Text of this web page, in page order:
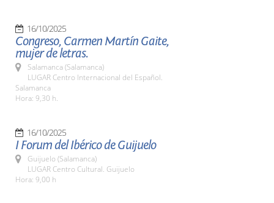
16/10/2025
Congreso, Carmen Martín Gaite,
mujer de letras.
Salamanca (Salamanca)
LUGAR Centro Internacional del Español.
Salamanca
Hora: 9,30 h.
16/10/2025
I Forum del Ibérico de Guijuelo
Guijuelo (Salamanca)
LUGAR Centro Cultural. Guijuelo
Hora: 9,00 h